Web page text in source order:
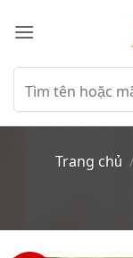
qua
dungTìm
kiếm:
Trang chủ /